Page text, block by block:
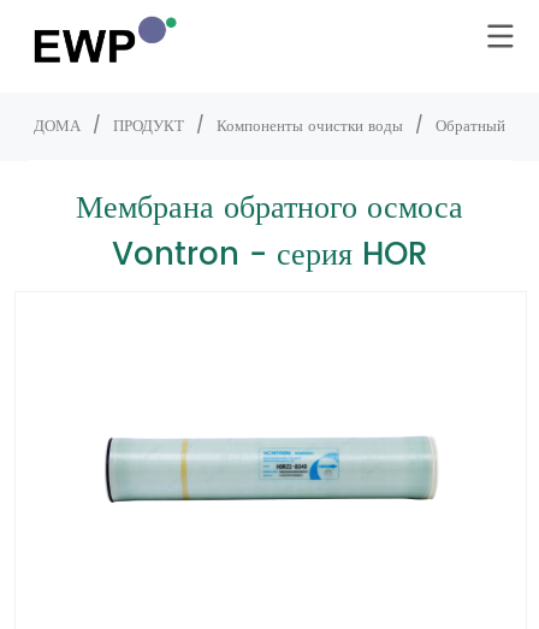
ДОМА / ПРОДУКТ / Компоненты очистки воды / Обратный
Мембрана обратного осмоса
Vontron - серия HOR